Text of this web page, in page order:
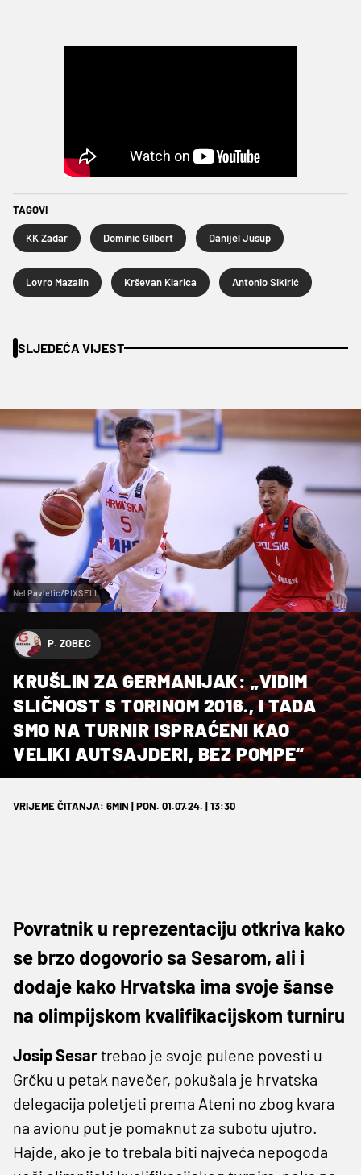
TAGOVI
KK Zadar Dominic Gilbert Danijel Jusup
Lovro Mazalin Krševan Klarica Antonio Sikirić
SLJEDEĆA VIJEST
Nel Pavletic/PIXSELL
P. ZOBEC
KRUŠLIN ZA GERMANIJAK: „VIDIM
SLIČNOST S TORINOM 2016., I TADA
SMO NA TURNIR ISPRAĆENI KAO
VELIKI AUTSAJDERI, BEZ POMPE“
VRIJEME ČITANJA: 6MIN | PON. 01.07.24. | 13:30
Povratnik u reprezentaciju otkriva kako
se brzo dogovorio sa Sesarom, ali i
dodaje kako Hrvatska ima svoje šanse
na olimpijskom kvalifikacijskom turniru
Josip Sesartrebao je svoje pulene povesti u
Grčku u petak navečer, pokušala je hrvatska
delegacija poletjeti prema Ateni no zbog kvara
na avionu put je pomaknut za subotu ujutro.
Hajde, ako je to trebala biti najveća nepogoda